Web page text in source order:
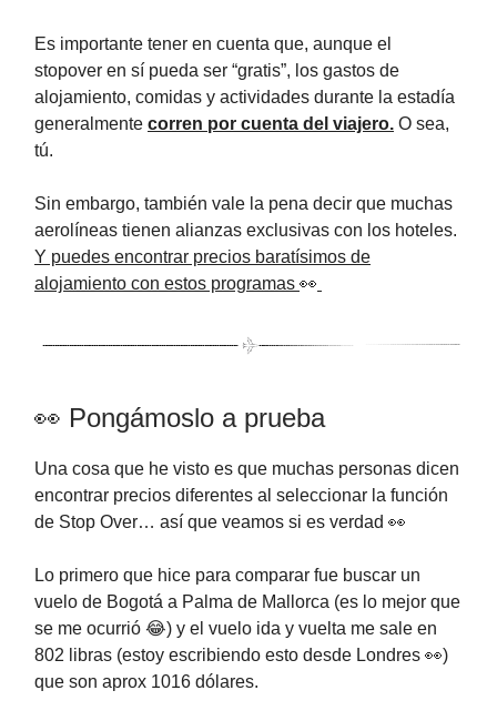
Es importante tener en cuenta que, aunque el
stopover en sí pueda ser “gratis”, los gastos de
alojamiento, comidas y actividades durante la estadía
generalmente corren por cuenta del viajero. O sea,
tú.
Sin embargo, también vale la pena decir que muchas
aerolíneas tienen alianzas exclusivas con los hoteles.
Y puedes encontrar precios baratísimos de
alojamiento con estos programas 👀
👀 Pongámoslo a prueba
Una cosa que he visto es que muchas personas dicen
encontrar precios diferentes al seleccionar la función
de Stop Over… así que veamos si es verdad 👀
Lo primero que hice para comparar fue buscar un
vuelo de Bogotá a Palma de Mallorca (es lo mejor que
se me ocurrió 😂) y el vuelo ida y vuelta me sale en
802 libras (estoy escribiendo esto desde Londres 👀)
que son aprox 1016 dólares.